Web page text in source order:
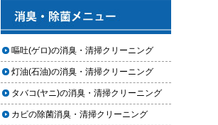
別に徹底比較
2026.01.02
ヘッドライト黄ばみ取りの料金相
場｜イエローハット・オートバッ
クス・専門店を徹底比較【2026年
版】
2026.01.01
嘔吐(ゲロ)の消臭・清掃クリーニング
灯油(石油)の消臭・清掃クリーニング
タバコ(ヤニ)の消臭・清掃クリーニング
カビの除菌消臭・清掃クリーニング